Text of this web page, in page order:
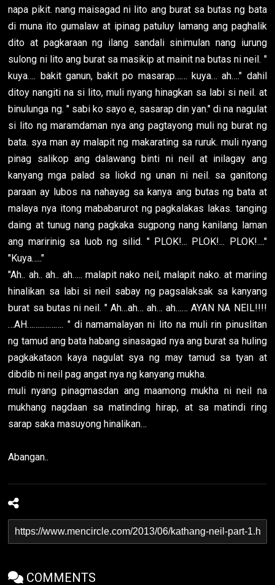
napa pikit. nang maisagad ni lito ang burat sa butas ng bata
di muna ito gumalaw at ipinag patuluy lamang ang paghalik
dito at pagkaraan ng ilang sandali sinimulan nang iurung
sulong ni lito ang burat sa masikip at mainit na butas ni neil. "
kuya…. bakit ganun, bakit po masarap…… kuya… ah…." dahil
ditoy nangiti na si lito, muli nyang hinagkan sa labi si neil. at
binulunga ng. " sabi ko sayo e, sasarap din yan." di na nagulat
si lito ng maramdaman nya ang pagtayong muli ng burat ng
bata. sya man ay malapit ng makarating sa ruruk. muli nyang
pinag salikop ang dalawang binti ni neil at inilagay ang
kanyang mga palad sa liokd ng unan ni neil. sa ganitong
paraan ay lubos na nahayag sa kanya ang butas ng bata at
malaya nya itong mababarurot ng pagkalakas lakas. tanging
daing at tunug nang pagkaka sugpong nang kanilang laman
ang maririnig sa luob ng silid. " PLOK!... PLOK!... PLOK!...."
"Kuya….."
"Ah.. ah.. ah.. ah….. malapit nako neil, malapit nako. at mariing
hinalikan sa labi si neil sabay ng pagsalaksak sa kanyang
burat sa butas ni neil. " Ah…ah… ah… ah…… AYAN NA NEIL!!!!
…AH……..………. " di namamalayan ni lito na muli rin pinuslitan
ng tamud ang bata habang sinasagad nya ang burat sa huling
pagkakataon kaya nagulat sya ng may tamud sa tyan at
dibdib ni neil pag angat nya ng kanyang mukha.
muli nyang pinagmasdan ang maamong mukha ni neil na
mukhang nagdaan sa matinding hirap, at sa matindi ring
sarap saka masuyong hinalikan…
Abangan..
COMMENTS